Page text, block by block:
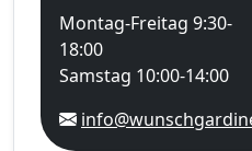
Montag-Freitag 9:30-
18:00
Samstag 10:00-14:00